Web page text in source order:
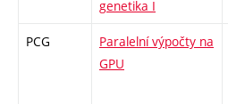
genetika I
PCG
Paralelní výpočty na
GPU